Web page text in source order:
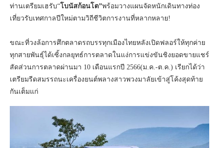
ท่านเตรียมเฮรับ“ โบนัสก้อนโต”พร้อมวางแผนจัดหนักเดินทางท่อง
เที่ยวรับเทศกาลปีใหม่ตามวิถีชีวิตการงานที่หลากหลาย!
ขณะที่วงล้อการศึกตลาดรถบรรทุกเมืองไทยหลังเปิดฟลอร์ให้ทุกค่าย
ทุกสายพันธุ์ได้เซิ้งกลยุทธ์การตลาดในแง่การแข่งขันชิงยอดขายแชร์
สัดส่วนการตลาดผ่านมา 10 เดือนแรกปี 2566(ม.ค.-ต.ค.) เรียกได้ว่า
เตรียมรีดสมรรถนะเครื่องยนต์พลางสาวพวงมาลัยเข้าสู่โค้งสุดท้าย
กันเต็มแก่